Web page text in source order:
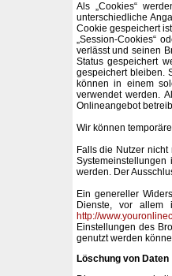
Als „Cookies“
unterschiedliche
Cookie gespeichert
„Session-Cookies“
verlässt und seinen
Status gespeichert
gespeichert bleiben.
können in einem
verwendet werden.
Onlineangebot
Wir können
Falls die Nutzer
werden. Der
Ein genereller
Dienste, vor allem
http://
Einstellungen des
genutzt werden
Löschung von Daten